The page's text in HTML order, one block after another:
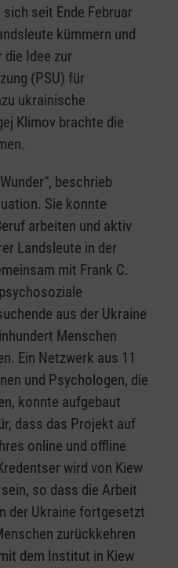
seit Ende Februar
kümmern und
die Idee zur
(PSU) für
ukrainische
Klimov brachte die
beschrieb
Sie konnte
arbeiten und aktiv
Landsleute in der
mit Frank C.
aus der Ukraine
Menschen
Ein Netzwerk aus 11
und Psychologen, die
konnte aufgebaut
dass das Projekt auf
online und offline
wird von Kiew
so dass die Arbeit
der Ukraine fortgesetzt
zurückkehren
dem Institut in Kiew